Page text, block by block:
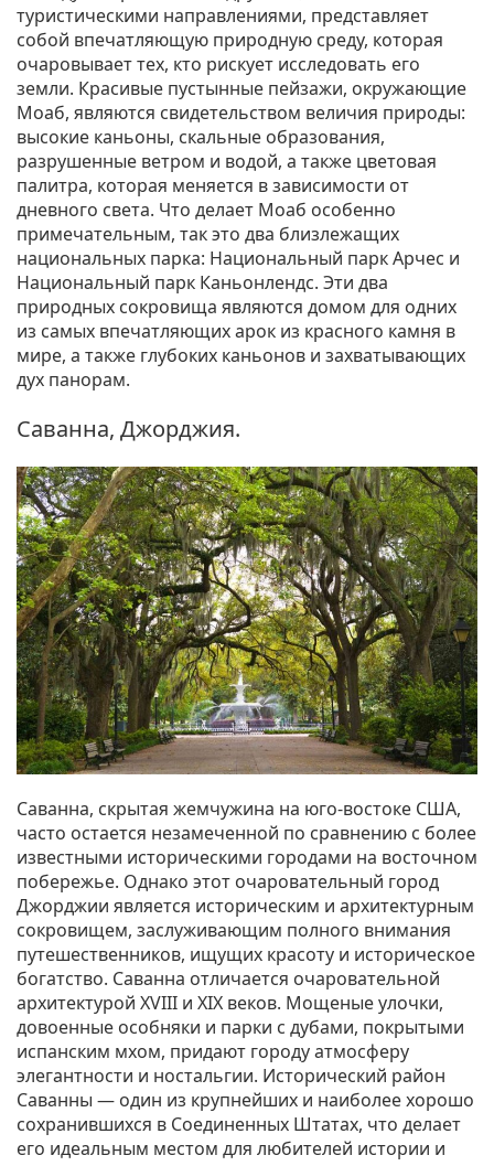
туристическими направлениями, представляет
собой впечатляющую природную среду, которая
очаровывает тех, кто рискует исследовать его
земли. Красивые пустынные пейзажи, окружающие
Моаб, являются свидетельством величия природы:
высокие каньоны, скальные образования,
разрушенные ветром и водой, а также цветовая
палитра, которая меняется в зависимости от
дневного света. Что делает Моаб особенно
примечательным, так это два близлежащих
национальных парка: Национальный парк Арчес и
Национальный парк Каньонлендс. Эти два
природных сокровища являются домом для одних
из самых впечатляющих арок из красного камня в
мире, а также глубоких каньонов и захватывающих
дух панорам.
Саванна, Джорджия.
Саванна, скрытая жемчужина на юго-востоке США,
часто остается незамеченной по сравнению с более
известными историческими городами на восточном
побережье. Однако этот очаровательный город
Джорджии является историческим и архитектурным
сокровищем, заслуживающим полного внимания
путешественников, ищущих красоту и историческое
богатство. Саванна отличается очаровательной
архитектурой XVIII и XIX веков. Мощеные улочки,
довоенные особняки и парки с дубами, покрытыми
испанским мхом, придают городу атмосферу
элегантности и ностальгии. Исторический район
Саванны — один из крупнейших и наиболее хорошо
сохранившихся в Соединенных Штатах, что делает
его идеальным местом для любителей истории и